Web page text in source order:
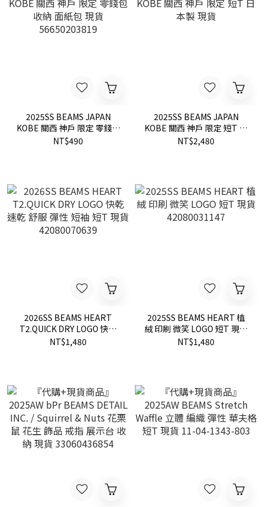
2025SS BEAMS JAPAN
KOBE 關西 神戶 限定 零錢包
收納 面紙包 現貨
NT$490
2025SS BEAMS JAPAN
KOBE 關西 神戶 限定 短T 日
本製 現貨
NT$2,480
2026SS BEAMS HEART
T2.QUICK DRY LOGO 快乾
速乾 舒服 彈性 短袖 短T 現
NT$1,480
2025SS BEAMS HEART 植
絨 印刷 微笑 LOGO 短T 現貨
42080031147
NT$1,480